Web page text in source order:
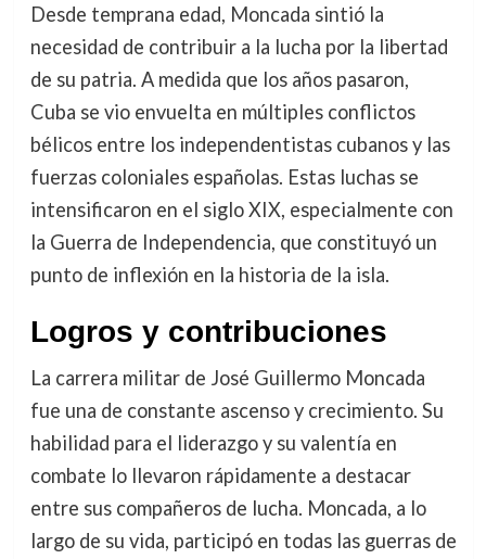
Desde temprana edad, Moncada sintió la
necesidad de contribuir a la lucha por la libertad
de su patria. A medida que los años pasaron,
Cuba se vio envuelta en múltiples conflictos
bélicos entre los independentistas cubanos y las
fuerzas coloniales españolas. Estas luchas se
intensificaron en el siglo XIX, especialmente con
la Guerra de Independencia, que constituyó un
punto de inflexión en la historia de la isla.
Logros y contribuciones
La carrera militar de José Guillermo Moncada
fue una de constante ascenso y crecimiento. Su
habilidad para el liderazgo y su valentía en
combate lo llevaron rápidamente a destacar
entre sus compañeros de lucha. Moncada, a lo
largo de su vida, participó en todas las guerras de